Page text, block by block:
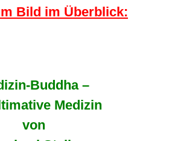
Bild im Überblick:
Buddha –
Medizin
von